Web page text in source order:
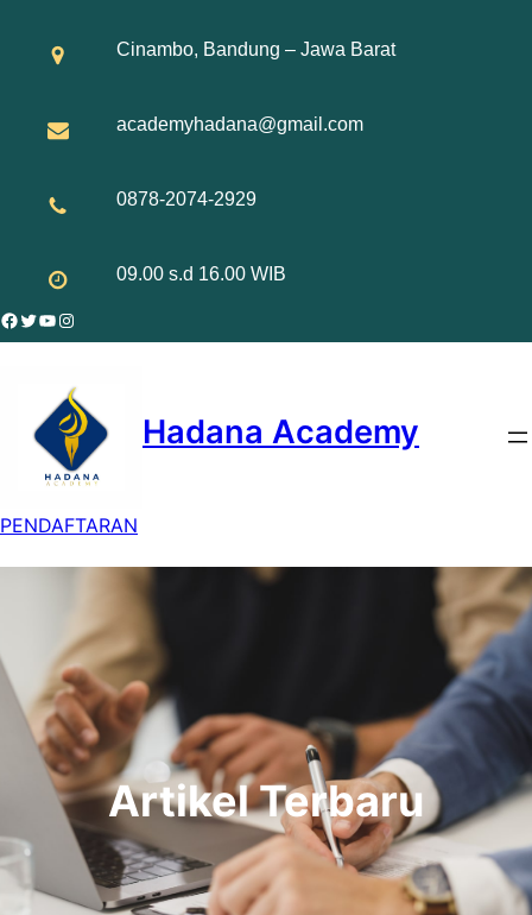
Cinambo, Bandung – Jawa Barat
academyhadana@gmail.com
0878-2074-2929
09.00 s.d 16.00 WIB
Facebook
Twitter
YouTube
Instagram
Hadana Academy
PENDAFTARAN
Artikel Terbaru